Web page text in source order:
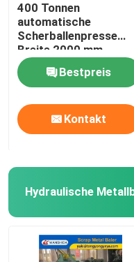
400 Tonnen
automatische
Scherballenpresse
Breite 2000 mm
Hydraulische
BallenpresseBestpreis
Kontakt